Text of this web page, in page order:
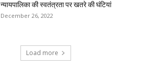
न्यायपालिका की स्वतंत्रता पर खतरे की घंटियां
December 26, 2022
Load more